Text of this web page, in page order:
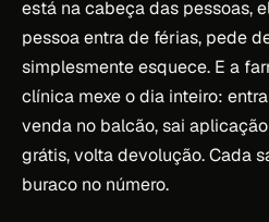
está na cabeça das pessoas,
pessoa entra de férias, pede
simplesmente esquece. E a
clínica mexe o dia inteiro:
venda no balcão, sai
grátis, volta devolução. Cada
buraco no número.